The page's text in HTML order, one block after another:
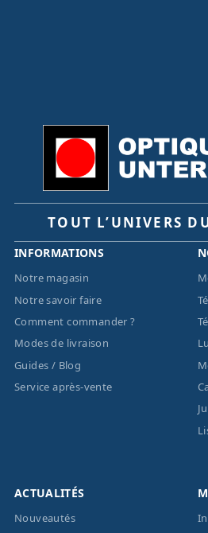
TOUT L’UNIVERS
INFORMATIONS
Notre magasin
Notre savoir faire
Comment commander ?
Modes de livraison
Guides / Blog
Service après-vente
ACTUALITÉS
Nouveautés